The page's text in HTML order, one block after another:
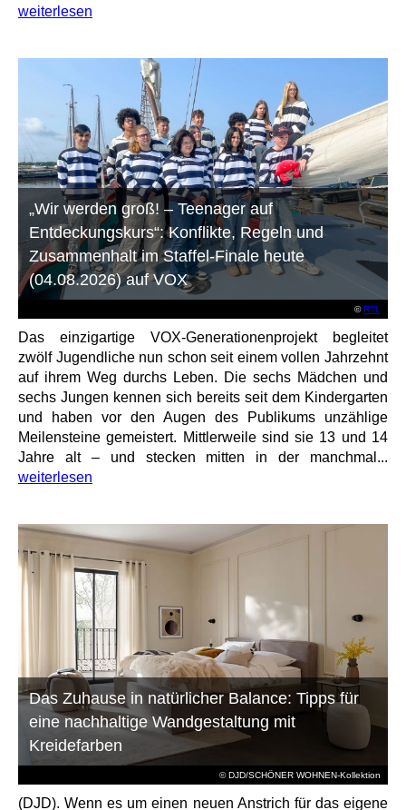
weiterlesen
©RTL
„Wir werden groß! – Teenager auf
Entdeckungskurs“: Konflikte, Regeln und
Zusammenhalt im Staffel-Finale heute
(04.08.2026) auf VOX
Das einzigartige VOX-Generationenprojekt begleitet
zwölf Jugendliche nun schon seit einem vollen Jahrzehnt
auf ihrem Weg durchs Leben. Die sechs Mädchen und
sechs Jungen kennen sich bereits seit dem Kindergarten
und haben vor den Augen des Publikums unzählige
Meilensteine gemeistert. Mittlerweile sind sie 13 und 14
Jahre alt – und stecken mitten in der manchmal...
weiterlesen
© DJD/SCHÖNER WOHNEN-Kollektion
Das Zuhause in natürlicher Balance: Tipps für
eine nachhaltige Wandgestaltung mit
Kreidefarben
(DJD). Wenn es um einen neuen Anstrich für das eigene